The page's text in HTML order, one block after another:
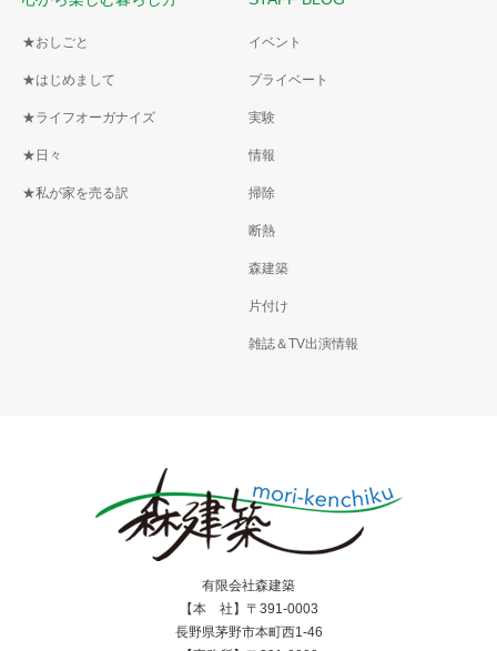
★おしごと
★はじめまして
★ライフオーガナイズ
★日々
★私が家を売る訳
イベント
プライベート
実験
情報
掃除
断熱
森建築
片付け
雑誌＆TV出演情報
有限会社森建築
【本 社】〒391-0003
長野県茅野市本町西1-46